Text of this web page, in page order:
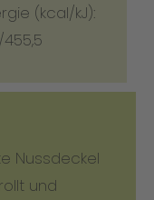
(kcal/kJ):
455,5
Nussdeckel
und